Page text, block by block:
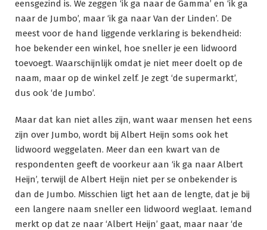
eensgezind is. We zeggen ‘ik ga naar de Gamma’ en ‘ik ga
naar de Jumbo’, maar ‘ik ga naar Van der Linden’. De
meest voor de hand liggende verklaring is bekendheid:
hoe bekender een winkel, hoe sneller je een lidwoord
toevoegt. Waarschijnlijk omdat je niet meer doelt op de
naam, maar op de winkel zelf. Je zegt ‘de supermarkt’,
dus ook ‘de Jumbo’.
Maar dat kan niet alles zijn, want waar mensen het eens
zijn over Jumbo, wordt bij Albert Heijn soms ook het
lidwoord weggelaten. Meer dan een kwart van de
respondenten geeft de voorkeur aan ‘ik ga naar Albert
Heijn’, terwijl de Albert Heijn niet per se onbekender is
dan de Jumbo. Misschien ligt het aan de lengte, dat je bij
een langere naam sneller een lidwoord weglaat. Iemand
merkt op dat ze naar ‘Albert Heijn’ gaat, maar naar ‘de